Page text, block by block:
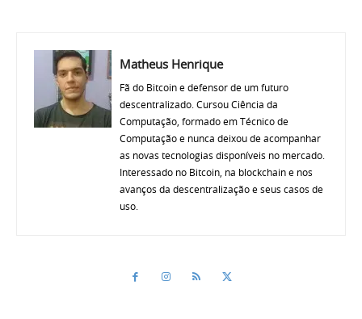
Matheus Henrique
Fã do Bitcoin e defensor de um futuro
descentralizado. Cursou Ciência da
Computação, formado em Técnico de
Computação e nunca deixou de acompanhar
as novas tecnologias disponíveis no mercado.
Interessado no Bitcoin, na blockchain e nos
avanços da descentralização e seus casos de
uso.